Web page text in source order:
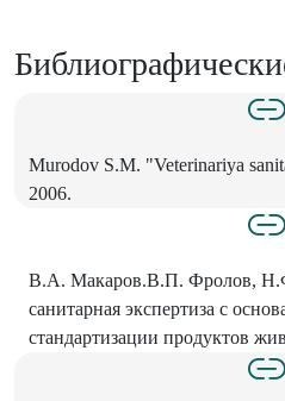
Murodov S.M. "Veterinariya
2006.
B.A. Макаров.В.П. Фролов,
санитарная экспертиза с
стандартизации продуктов